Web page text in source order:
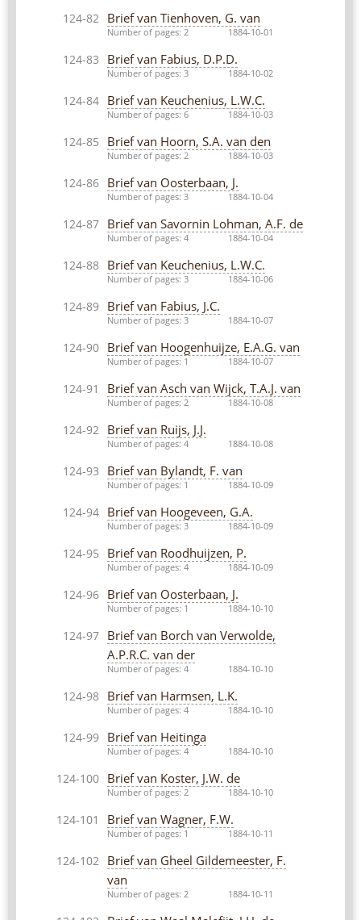
124-82 Brief van Tienhoven, G. van
Number of pages: 2 1884-10-01
124-83 Brief van Fabius, D.P.D.
Number of pages: 3 1884-10-02
124-84 Brief van Keuchenius, L.W.C.
Number of pages: 6 1884-10-03
124-85 Brief van Hoorn, S.A. van den
Number of pages: 2 1884-10-03
124-86 Brief van Oosterbaan, J.
Number of pages: 3 1884-10-04
124-87 Brief van Savornin Lohman, A.F. de
Number of pages: 4 1884-10-04
124-88 Brief van Keuchenius, L.W.C.
Number of pages: 3 1884-10-06
124-89 Brief van Fabius, J.C.
Number of pages: 3 1884-10-07
124-90 Brief van Hoogenhuijze, E.A.G. van
Number of pages: 1 1884-10-07
124-91 Brief van Asch van Wijck, T.A.J. van
Number of pages: 2 1884-10-08
124-92 Brief van Ruijs, J.J.
Number of pages: 4 1884-10-08
124-93 Brief van Bylandt, F. van
Number of pages: 1 1884-10-09
124-94 Brief van Hoogeveen, G.A.
Number of pages: 3 1884-10-09
124-95 Brief van Roodhuijzen, P.
Number of pages: 4 1884-10-09
124-96 Brief van Oosterbaan, J.
Number of pages: 1 1884-10-10
124-97
Brief van Borch van Verwolde,
A.P.R.C. van der
Number of pages: 4 1884-10-10
124-98 Brief van Harmsen, L.K.
Number of pages: 4 1884-10-10
124-99 Brief van Heitinga
Number of pages: 4 1884-10-10
124-100 Brief van Koster, J.W. de
Number of pages: 2 1884-10-10
124-101 Brief van Wagner, F.W.
Number of pages: 1 1884-10-11
124-102
Brief van Gheel Gildemeester, F.
van
Number of pages: 2 1884-10-11